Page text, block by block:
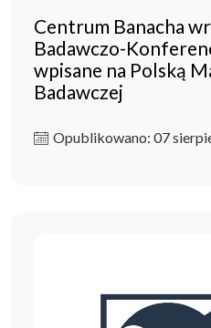
Centrum Banacha
Badawczo-
wpisane na Polską
Badawczej
Opublikowano: 07